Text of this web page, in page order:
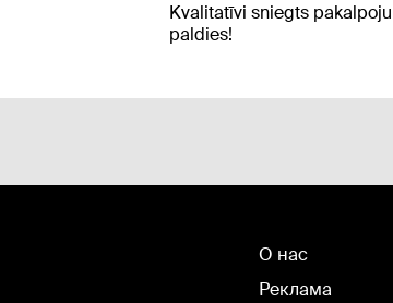
Kvalitatīvi sniegts
paldies!
О нас
Реклама